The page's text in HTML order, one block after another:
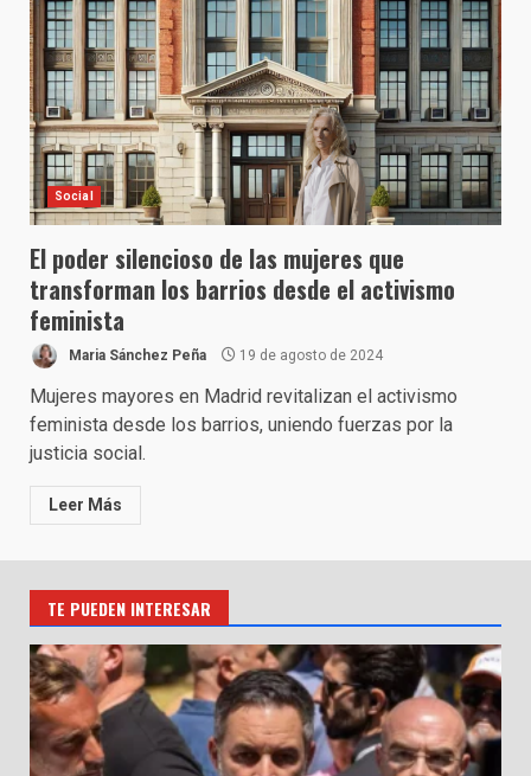
Social
El poder silencioso de las mujeres que
transforman los barrios desde el activismo
feminista
Maria Sánchez Peña 19 de agosto de 2024
Mujeres mayores en Madrid revitalizan el activismo
feminista desde los barrios, uniendo fuerzas por la
justicia social.
Leer Más
TE PUEDEN INTERESAR